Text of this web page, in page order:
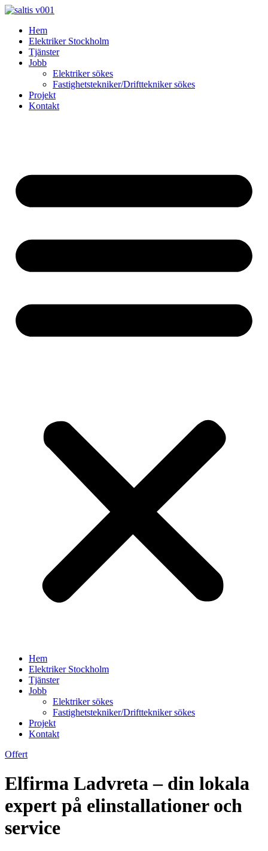
Skip
contentHem
Elektriker Stockholm
Tjänster
Jobb
Elektriker sökes
Fastighetstekniker/Drifttekniker sökes
Projekt
Kontakt
Hem
Elektriker Stockholm
Tjänster
Jobb
Elektriker sökes
Fastighetstekniker/Drifttekniker sökes
Projekt
Kontakt
Offert
Elfirma Ladvreta – din lokala
expert på elinstallationer och
service